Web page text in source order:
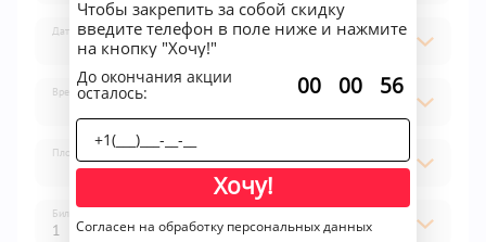
Дата
Время
Площадка
1
Билет
Чтобы закрепить за собой скидку
введите телефон в поле ниже и нажмите
на кнопку "Хочу!"
До окончания акции
осталось: 00 00 56
Хочу!
Согласен на обработку персональных данных